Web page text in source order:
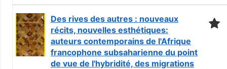
Des rives des autres : nouveaux
récits, nouvelles esthétiques:
auteurs contemporains de l'Afrique
francophone subsaharienne du point
de vue de l'hybridité, des migrations